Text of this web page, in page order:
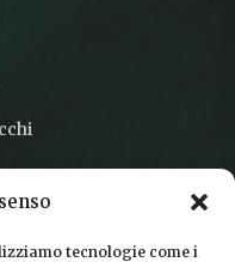
tecnologie come i